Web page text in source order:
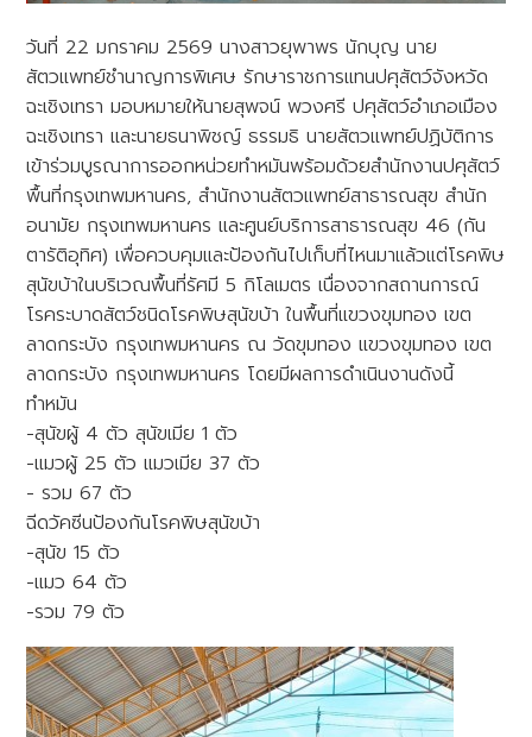
วันที่ 22 มกราคม 2569 นางสาวยุพาพร นักบุญ นาย
สัตวแพทย์ชำนาญการพิเศษ รักษาราชการแทนปศุสัตว์จังหวัด
ฉะเชิงเทรา มอบหมายให้นายสุพจน์ พวงศรี ปศุสัตว์อำเภอเมือง
ฉะเชิงเทรา และนายธนาพิชญ์ ธรรมธิ นายสัตวแพทย์ปฏิบัติการ
เข้าร่วมบูรณาการออกหน่วยทำหมันพร้อมด้วยสำนักงานปศุสัตว์
พื้นที่กรุงเทพมหานคร, สำนักงานสัตวแพทย์สาธารณสุข สำนัก
อนามัย กรุงเทพมหานคร และศูนย์บริการสาธารณสุข 46 (กัน
ตารัติอุทิศ) เพื่อควบคุมและป้องกันไปเก็บที่ไหนมาแล้วแต่โรคพิษ
สุนัขบ้าในบริเวณพื้นที่รัศมี 5 กิโลเมตร เนื่องจากสถานการณ์
โรคระบาดสัตว์ชนิดโรคพิษสุนัขบ้า ในพื้นที่แขวงขุมทอง เขต
ลาดกระบัง กรุงเทพมหานคร ณ วัดขุมทอง แขวงขุมทอง เขต
ลาดกระบัง กรุงเทพมหานคร โดยมีผลการดำเนินงานดังนี้
ทำหมัน
-สุนัขผู้ 4 ตัว สุนัขเมีย 1 ตัว
-แมวผู้ 25 ตัว แมวเมีย 37 ตัว
- รวม 67 ตัว
ฉีดวัคซีนป้องกันโรคพิษสุนัขบ้า
-สุนัข 15 ตัว
-แมว 64 ตัว
-รวม 79 ตัว